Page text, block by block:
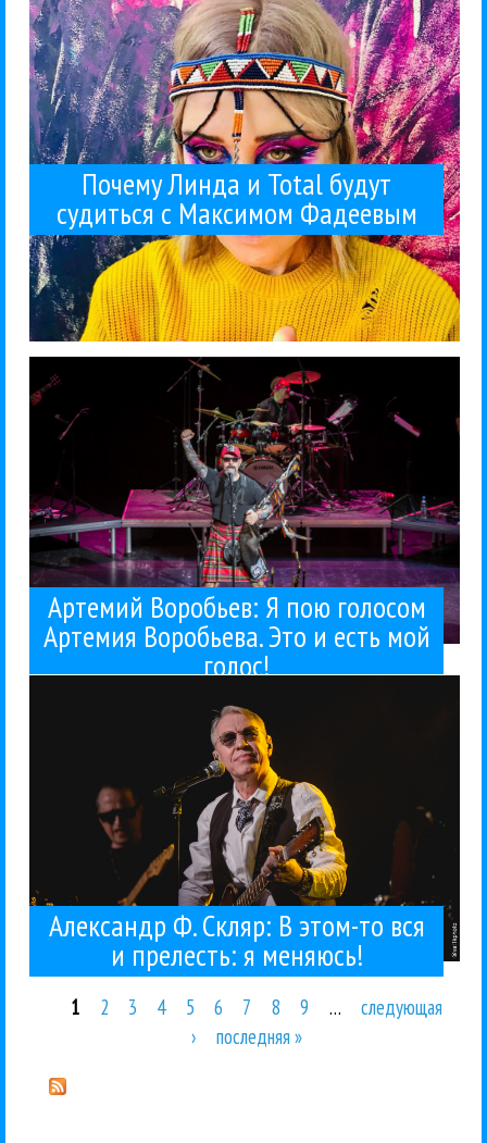
Почему Линда и Total будут
судиться с Максимом Фадеевым
Артемий Воробьев: Я пою голосом
Артемия Воробьева. Это и есть мой
голос!
Артемий Воробьев: Я пою
голосом Артемия Воробьева.
Это и есть мой голос!
Оркестр Волынщиков Москвы
Артемий Воробьев («Оркестр волынщиков
Теперь он впервые откровенно рассказывает Гуру
Кену о причинах распада...
Александр Ф. Скляр: В этом-то вся
и прелесть: я меняюсь!
Группа «Ва-БанкЪ» празднует в этом году свое 40-
летие. Александр Ф. Скляр рассказал
NEWSmuz.com, как группа подошла к своему
1 2 3 4 5 6 7 8 9 …
следующая
›
последняя »